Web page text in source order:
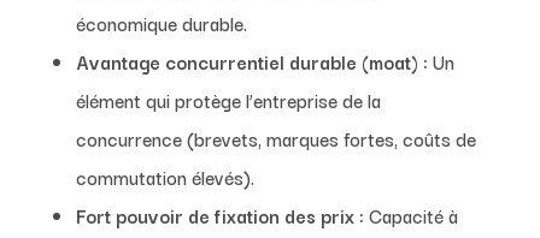
économique durable.
Avantage concurrentiel durable (moat) : Un
élément qui protège l’entreprise de la
concurrence (brevets, marques fortes, coûts de
commutation élevés).
Fort pouvoir de fixation des prix : Capacité à